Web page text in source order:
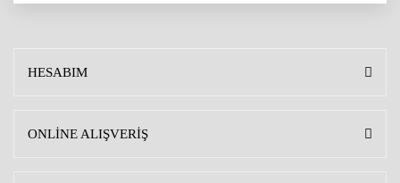
HESABIM
ONLİNE ALIŞVERİŞ